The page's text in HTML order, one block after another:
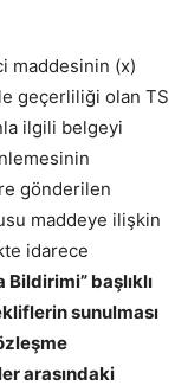
maddesinin (x)
geçerliliği olan TS
ilgili belgeyi
gönderilen
maddeye ilişkin
idarece
Bildirimi” başlıklı
sunulması
arasındaki